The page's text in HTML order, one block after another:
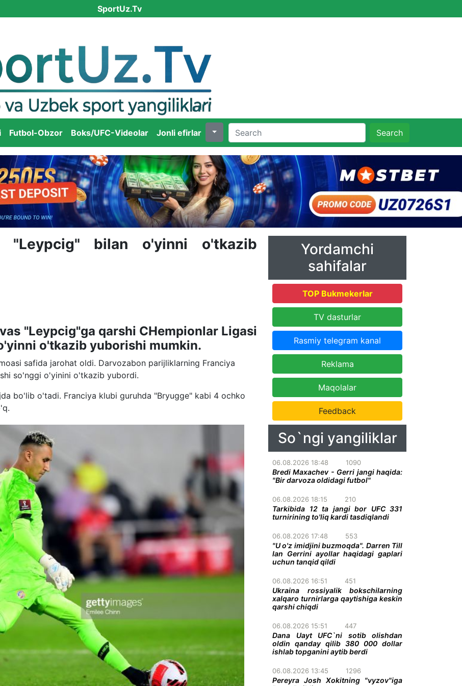
SportUz.Tv
Futbol-Obzor Boks/UFC-Videolar Jonli efirlar Search
"Leypcig" bilan o'yinni o'tkazib
"Leypcig"ga qarshi CHempionlar Ligasi
o'tkazib yuborishi mumkin.
safida jarohat oldi. Darvozabon parijliklarning Franciya
so'nggi o'yinini o'tkazib yubordi.
bo'lib o'tadi. Franciya klubi guruhda "Bryugge" kabi 4 ochko
Yordamchi
sahifalar
TOP Bukmekerlar
TV dasturlar
Rasmiy telegram kanal
Reklama
Maqolalar
Feedback
So`ngi yangiliklar
06.08.2026 18:48 1090
Bredi Maxachev - Gerri jangi haqida:
"Bir darvoza oldidagi futbol"
06.08.2026 18:15 210
Tarkibida 12 ta jangi bor UFC 331
turnirining to'liq kardi tasdiqlandi
06.08.2026 17:48 553
"U o'z imidjini buzmoqda". Darren Till
Ian Gerrini ayollar haqidagi gaplari
uchun tanqid qildi
06.08.2026 16:51 451
Ukraina rossiyalik bokschilarning
xalqaro turnirlarga qaytishiga keskin
qarshi chiqdi
06.08.2026 15:51 447
Dana Uayt UFC`ni sotib olishdan
oldin qanday qilib 380 000 dollar
ishlab topganini aytib berdi
06.08.2026 13:45 1296
Pereyra Josh Xokitning "vyzov"iga